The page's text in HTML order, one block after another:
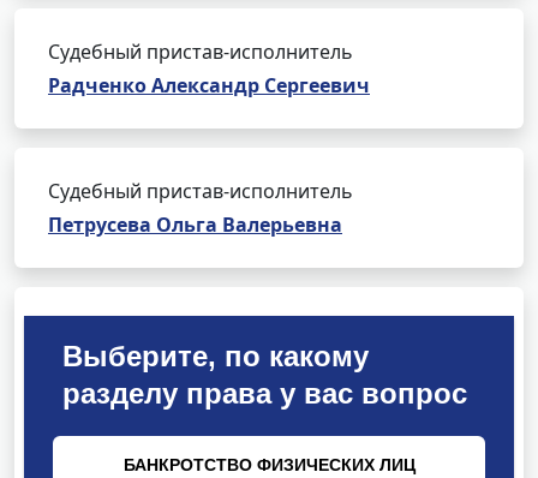
Судебный пристав-исполнитель
Радченко Александр Сергеевич
Судебный пристав-исполнитель
Петрусева Ольга Валерьевна